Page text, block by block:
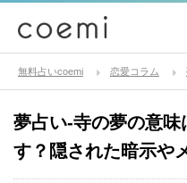
無料占いcoemi 恋愛コラム
夢占い-寺の夢の意
す？隠された暗示や